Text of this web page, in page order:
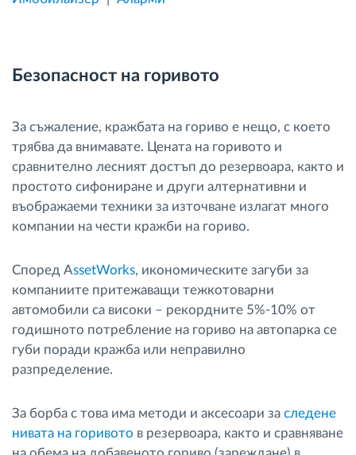
Безопасност на горивото
За съжаление, кражбата на гориво е нещо, с което
трябва да внимавате. Цената на горивото и
сравнително лесният достъп до резервоара, както и
простото сифониране и други алтернативни и
въображаеми техники за източване излагат много
компании на чести кражби на гориво.
Според AssetWorks, икономическите загуби за
компаниите притежаващи тежкотоварни
автомобили са високи – рекордните 5%-10% от
годишното потребление на гориво на автопарка се
губи поради кражба или неправилно
разпределение.
За борба с това има методи и аксесоари за следене
нивата на горивото в резервоара, както и сравняване